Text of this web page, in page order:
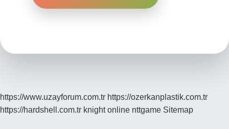
https://www.uzayforum.com.tr https://ozerkanplastik.com.tr
https://hardshell.com.tr knight online nttgame Sitemap